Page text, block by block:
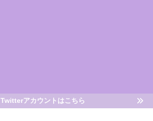
Twitterアカウントはこちら